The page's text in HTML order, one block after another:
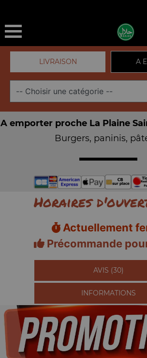
LIVRAISON A
A emporter proche La Plaine
Burgers, paninis,
Horaires
Actuellement
Précommande
AVIS (30)
INFORMATIONS